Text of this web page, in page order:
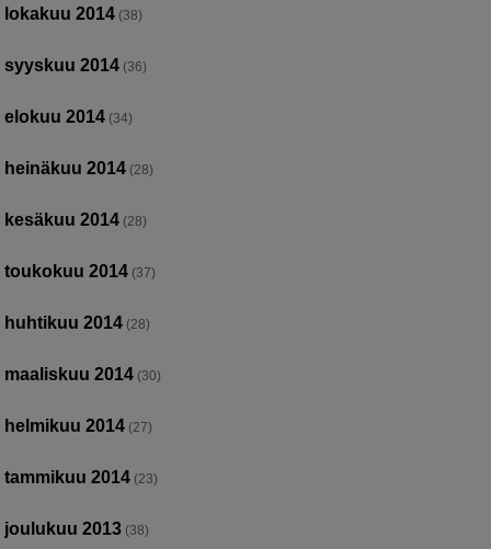
lokakuu 2014 (38)
syyskuu 2014 (36)
elokuu 2014 (34)
heinäkuu 2014 (28)
kesäkuu 2014 (28)
toukokuu 2014 (37)
huhtikuu 2014 (28)
maaliskuu 2014 (30)
helmikuu 2014 (27)
tammikuu 2014 (23)
joulukuu 2013 (38)